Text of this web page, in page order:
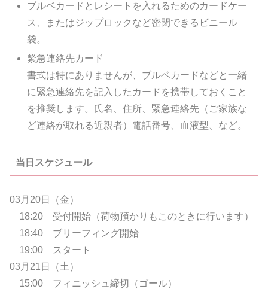
ブルベカードとレシートを入れるためのカードケー
ス、またはジップロックなど密閉できるビニール
袋。
緊急連絡先カード
書式は特にありませんが、ブルベカードなどと一緒
に緊急連絡先を記入したカードを携帯しておくこと
を推奨します。氏名、住所、緊急連絡先（ご家族な
ど連絡が取れる近親者）電話番号、血液型、など。
当日スケジュール
03月20日（金）
18:20 受付開始（荷物預かりもこのときに行います）
18:40 ブリーフィング開始
19:00 スタート
03月21日（土）
15:00 フィニッシュ締切（ゴール）